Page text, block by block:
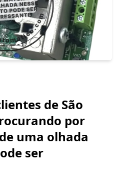
de São
por
uma olhada
ser